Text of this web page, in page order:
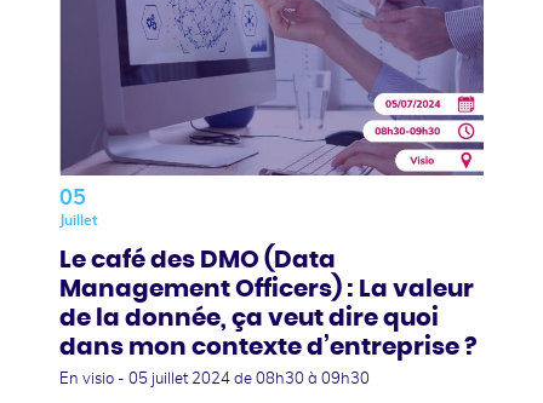
05
Juillet
Le café des DMO (Data
Management Officers) : La valeur
de la donnée, ça veut dire quoi
dans mon contexte d’entreprise ?
En visio - 05 juillet 2024 de 08h30 à 09h30